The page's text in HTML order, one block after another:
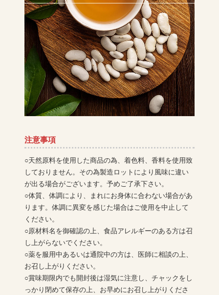
注意事項
○天然原料を使用した商品の為、着色料、香料を使用致
しておりません。その為製造ロットにより風味に違い
が出る場合がございます。予めご了承下さい。
○体質、体調により、まれにお身体に合わない場合があ
ります。体調に異変を感じた場合はご使用を中止して
ください。
○原材料名を御確認の上、食品アレルギーのある方は召
し上がらないでください。
○薬を服用中あるいは通院中の方は、医師に相談の上、
お召し上がりください。
○賞味期限内でも開封後は湿気に注意し、チャックをし
っかり閉めて保存の上、お早めにお召し上がりくださ